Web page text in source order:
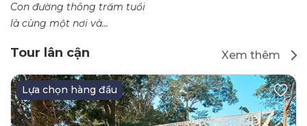
Con đường thông trăm tuổi
là cùng một nơi và...
Tour lân cận Xem thêm
Lựa chọn hàng đầu